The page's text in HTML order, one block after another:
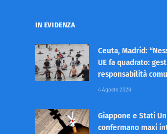
IN EVIDENZA
Ceuta, Madrid:
UE fa quadrato:
responsabilità
4 Agosto 2026
Giappone e Stati
confermano maxi